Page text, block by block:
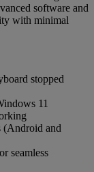
software and
with minimal
stopped
11
(Android and
seamless